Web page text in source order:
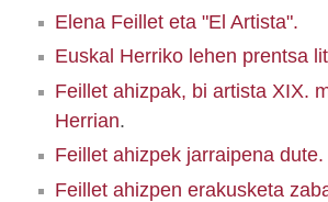
Elena Feillet eta "El Artista".
Euskal Herriko lehen prentsa
Feillet ahizpak, bi artista XIX.
Herrian.
Feillet ahizpek jarraipena dute.
Feillet ahizpen erakusketa